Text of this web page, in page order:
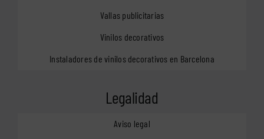
Vallas publicitarias
Vinilos decorativos
Instaladores de vinilos decorativos en Barcelona
Legalidad
Aviso legal